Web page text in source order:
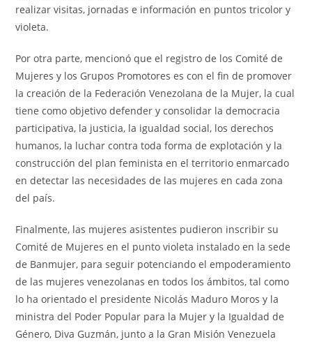
realizar visitas, jornadas e información en puntos tricolor y
violeta.
Por otra parte, mencionó que el registro de los Comité de
Mujeres y los Grupos Promotores es con el fin de promover
la creación de la Federación Venezolana de la Mujer, la cual
tiene como objetivo defender y consolidar la democracia
participativa, la justicia, la igualdad social, los derechos
humanos, la luchar contra toda forma de explotación y la
construcción del plan feminista en el territorio enmarcado
en detectar las necesidades de las mujeres en cada zona
del país.
Finalmente, las mujeres asistentes pudieron inscribir su
Comité de Mujeres en el punto violeta instalado en la sede
de Banmujer, para seguir potenciando el empoderamiento
de las mujeres venezolanas en todos los ámbitos, tal como
lo ha orientado el presidente Nicolás Maduro Moros y la
ministra del Poder Popular para la Mujer y la Igualdad de
Género, Diva Guzmán, junto a la Gran Misión Venezuela